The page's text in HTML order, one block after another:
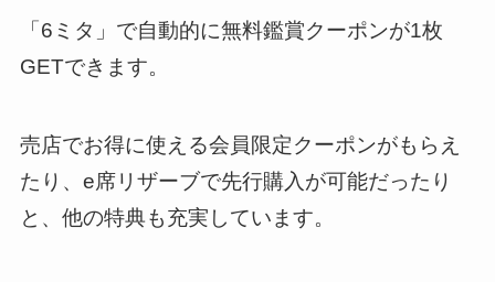
「6ミタ」で自動的に無料鑑賞クーポンが1枚
GETできます。
売店でお得に使える会員限定クーポンがもらえ
たり、e席リザーブで先行購入が可能だったり
と、他の特典も充実しています。